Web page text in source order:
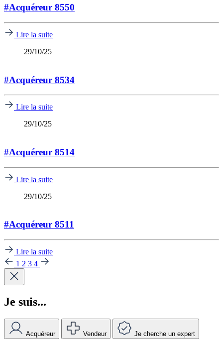
#Acquéreur 8550
Lire la suite
29/10/25
#Acquéreur 8534
Lire la suite
29/10/25
#Acquéreur 8514
Lire la suite
29/10/25
#Acquéreur 8511
Lire la suite
1 2 3 4
Je suis...
Acquéreur Vendeur Je cherche un expert